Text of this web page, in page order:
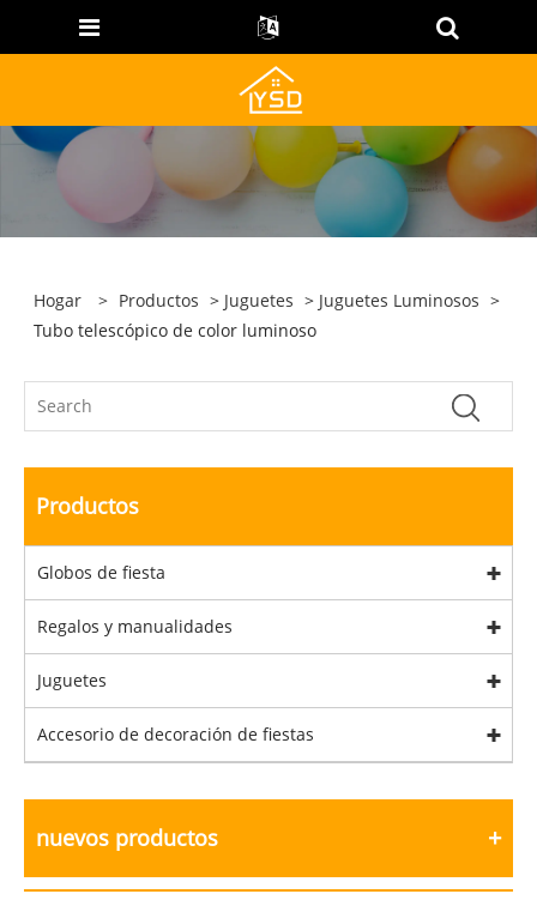
Hogar > Productos > Juguetes > Juguetes Luminosos >
Tubo telescópico de color luminoso
Productos
Globos de fiesta
Regalos y manualidades
Juguetes
Accesorio de decoración de fiestas
nuevos productos